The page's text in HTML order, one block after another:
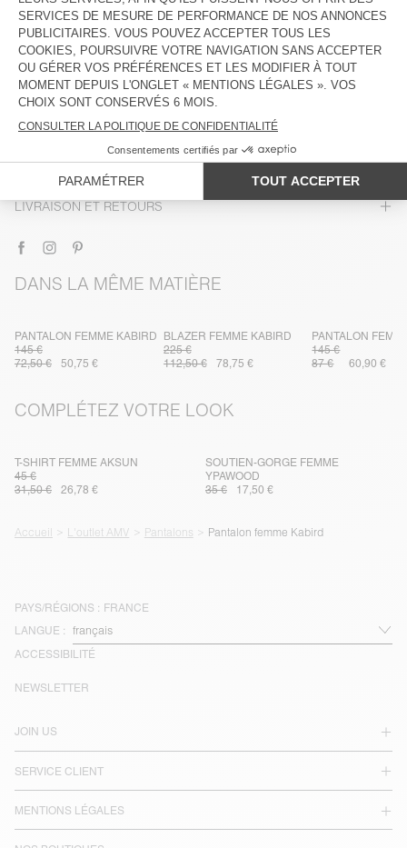
DESCRIPTION
TAILLE ET COUPE
COMPOSITION
TRAÇABILITÉ
LIVRAISON ET RETOURS
DANS LA MÊME MATIÈRE
PANTALON FEMME KABIRD
145 €
72,50 €
50,75 €
BLAZER FEMME KABIRD
225 €
112,50 €
78,75 €
PANTALON
145 €
87 €
60,90 €
COMPLÉTEZ VOTRE LOOK
T-SHIRT FEMME AKSUN
45 €
31,50 €
26,78 €
SOUTIEN-GORGE FEMME
YPAWOOD
35 €
17,50 €
Accueil L'outlet AMV Pantalons Pantalon femme Kabird
PAYS/RÉGIONS : FRANCE
LANGUE :
ACCESSIBILITÉ
JOIN US
SERVICE CLIENT
MENTIONS LÉGALES
NEWSLETTER